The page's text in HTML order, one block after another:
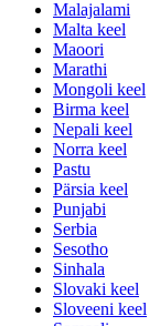
Malajalami
Malta keel
Maoori
Marathi
Mongoli keel
Birma keel
Nepali keel
Norra keel
Pastu
Pärsia keel
Punjabi
Serbia
Sesotho
Sinhala
Slovaki keel
Sloveeni keel